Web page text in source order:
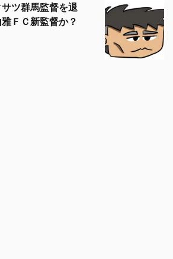
ツ群馬監督を退
ＦＣ新監督か？